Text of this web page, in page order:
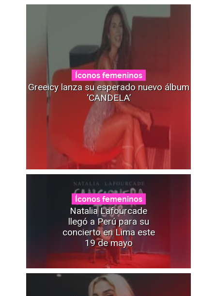
Íconos femeninos
Greeicy lanza su esperado nuevo álbum
‘CANDELA’
Íconos femeninos
Natalia Lafourcade
llegó a Perú para su
concierto en Lima este
19 de mayo